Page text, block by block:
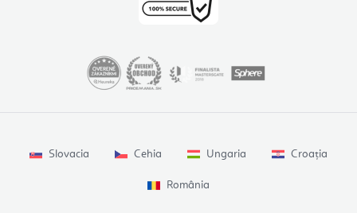
Slovacia Cehia Ungaria Croația
România